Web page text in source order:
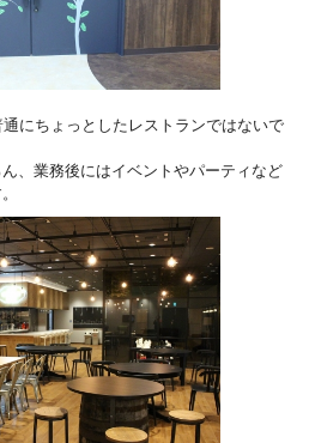
にちょっとしたレストランではないで
、業務後にはイベントやパーティなど